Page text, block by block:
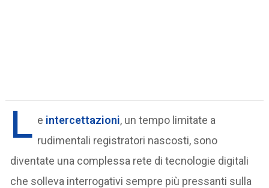
L e intercettazioni, un tempo limitate a
rudimentali registratori nascosti, sono
diventate una complessa rete di tecnologie digitali
che solleva interrogativi sempre più pressanti sulla